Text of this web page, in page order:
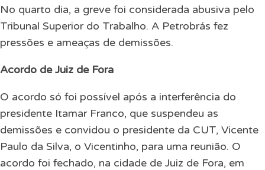
No quarto dia, a greve foi considerada abusiva pelo
Tribunal Superior do Trabalho. A Petrobrás fez
pressões e ameaças de demissões.
Acordo de Juiz de Fora
O acordo só foi possível após a interferência do
presidente Itamar Franco, que suspendeu as
demissões e convidou o presidente da CUT, Vicente
Paulo da Silva, o Vicentinho, para uma reunião. O
acordo foi fechado, na cidade de Juiz de Fora, em